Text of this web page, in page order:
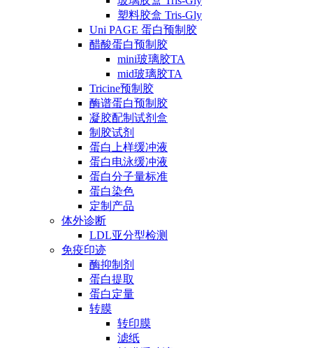
塑料胶盒 Tris-Gly
Uni PAGE 蛋白预制胶
醋酸蛋白预制胶
mini玻璃胶TA
mid玻璃胶TA
Tricine预制胶
酶谱蛋白预制胶
凝胶配制试剂盒
制胶试剂
蛋白上样缓冲液
蛋白电泳缓冲液
蛋白分子量标准
蛋白染色
定制产品
体外诊断
LDL亚分型检测
免疫印迹
酶抑制剂
蛋白提取
蛋白定量
转膜
转印膜
滤纸